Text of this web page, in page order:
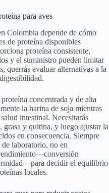
para aves
Colombia depende de cómo
de proteína disponibles
proteína consistente,
y el suministro pueden limitar
querrás evaluar alternativas a la
concentrada y de alta
la harina de soja mientras
intestinal. Necesitarás
y quitina, y luego ajustar la
en consecuencia. Siempre
de laboratorio, no en
decidir el equilibrio
locales.